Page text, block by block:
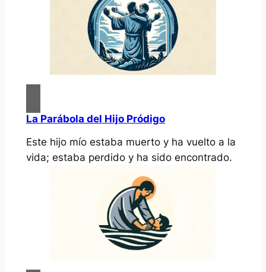
La Parábola del Hijo Pródigo
Este hijo mío estaba muerto y ha vuelto a la
vida; estaba perdido y ha sido encontrado.